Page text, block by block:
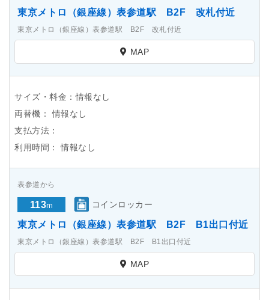
東京メトロ（銀座線）表参道駅 B2F 改札付近
東京メトロ（銀座線）表参道駅 B2F 改札付近
MAP
サイズ・料金：情報なし
両替機：
情報なし
支払方法：
利用時間：
情報なし
表参道から
113m コインロッカー
東京メトロ（銀座線）表参道駅 B2F B1出口付近
東京メトロ（銀座線）表参道駅 B2F B1出口付近
MAP